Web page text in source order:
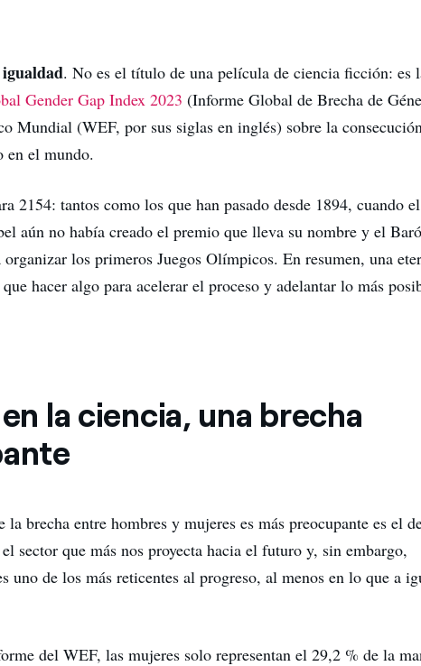
. No es el título de una película de ciencia ficción: es
Gender Gap Index 2023 (Informe Global de Brecha de
Mundial (WEF, por sus siglas en inglés) sobre la
en el mundo.
2154: tantos como los que han pasado desde 1894, cuando
aún no había creado el premio que lleva su nombre y el
organizar los primeros Juegos Olímpicos. En resumen, una
hacer algo para acelerar el proceso y adelantar lo más
la ciencia, una brecha
la brecha entre hombres y mujeres es más preocupante es el
sector que más nos proyecta hacia el futuro y, sin embargo,
uno de los más reticentes al progreso, al menos en lo que a
del WEF, las mujeres solo representan el 29,2 % de la